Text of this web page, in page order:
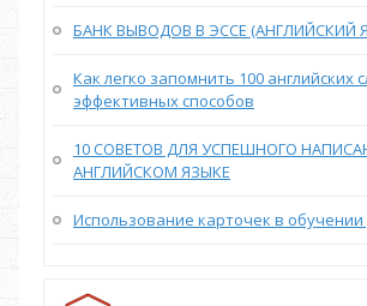
БАНК ВЫВОДОВ В ЭССЕ (АНГЛИЙСКИЙ
Как легко запомнить 100 английских
эффективных способов
10 СОВЕТОВ ДЛЯ УСПЕШНОГО
АНГЛИЙСКОМ ЯЗЫКЕ
Использование карточек в обучении